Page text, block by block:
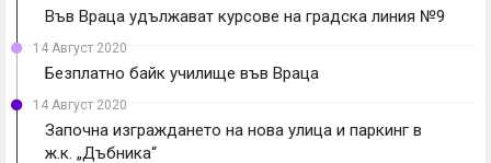
Във Враца удължават курсове на градска линия №9
14 Август 2020
Безплатно байк училище във Враца
14 Август 2020
Започна изграждането на нова улица и паркинг в
ж.к. „Дъбника“